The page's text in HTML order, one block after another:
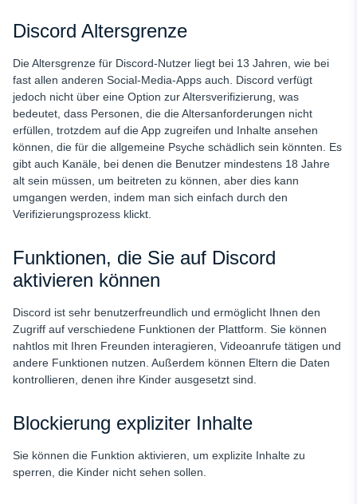
Discord Altersgrenze
Die Altersgrenze für Discord-Nutzer liegt bei 13 Jahren, wie bei
fast allen anderen Social-Media-Apps auch. Discord verfügt
jedoch nicht über eine Option zur Altersverifizierung, was
bedeutet, dass Personen, die die Altersanforderungen nicht
erfüllen, trotzdem auf die App zugreifen und Inhalte ansehen
können, die für die allgemeine Psyche schädlich sein könnten. Es
gibt auch Kanäle, bei denen die Benutzer mindestens 18 Jahre
alt sein müssen, um beitreten zu können, aber dies kann
umgangen werden, indem man sich einfach durch den
Verifizierungsprozess klickt.
Funktionen, die Sie auf Discord
aktivieren können
Discord ist sehr benutzerfreundlich und ermöglicht Ihnen den
Zugriff auf verschiedene Funktionen der Plattform. Sie können
nahtlos mit Ihren Freunden interagieren, Videoanrufe tätigen und
andere Funktionen nutzen. Außerdem können Eltern die Daten
kontrollieren, denen ihre Kinder ausgesetzt sind.
Blockierung expliziter Inhalte
Sie können die Funktion aktivieren, um explizite Inhalte zu
sperren, die Kinder nicht sehen sollen.